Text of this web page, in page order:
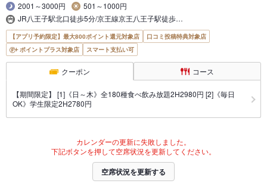
2001～3000円
501～1000円
JR八王子駅北口徒歩5分/京王線京王八王子駅徒歩…
【アプリ予約限定】最大800ポイント還元対象店
口コミ投稿特典対象店
ポイントプラス対象店
スマート支払い可
クーポン コース
【期間限定】 [1]《日～木》全180種食べ飲み放題2H2980円 [2]《毎日
OK》学生限定2H2780円
カレンダーの更新に失敗しました。
下記ボタンを押して空席状況を更新してください。
空席状況を更新する